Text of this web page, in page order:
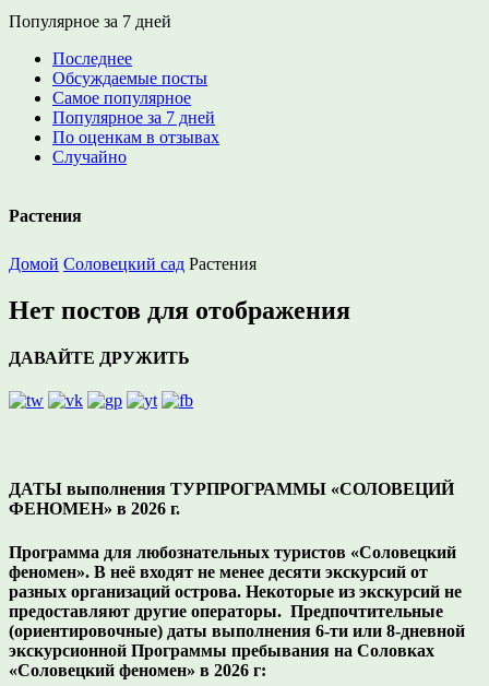
Популярное за 7 дней
Последнее
Обсуждаемые посты
Самое популярное
Популярное за 7 дней
По оценкам в отзывах
Случайно
Растения
Домой Соловецкий сад Растения
Нет постов для отображения
ДАВАЙТЕ ДРУЖИТЬ
ДАТЫ выполнения ТУРПРОГРАММЫ «СОЛОВЕЦИЙ
ФЕНОМЕН» в 2026 г.
Программа для любознательных туристов «Соловецкий
феномен». В неё входят не менее десяти экскурсий от
разных организаций острова. Некоторые из экскурсий не
предоставляют другие операторы. Предпочтительные
(ориентировочные) даты выполнения 6-ти или 8-дневной
экскурсионной Программы пребывания на Соловках
«Соловецкий феномен» в 2026 г: